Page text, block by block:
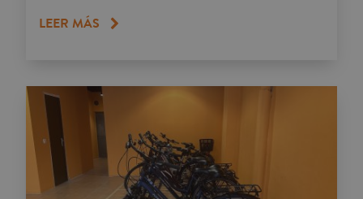
LEER MÁS